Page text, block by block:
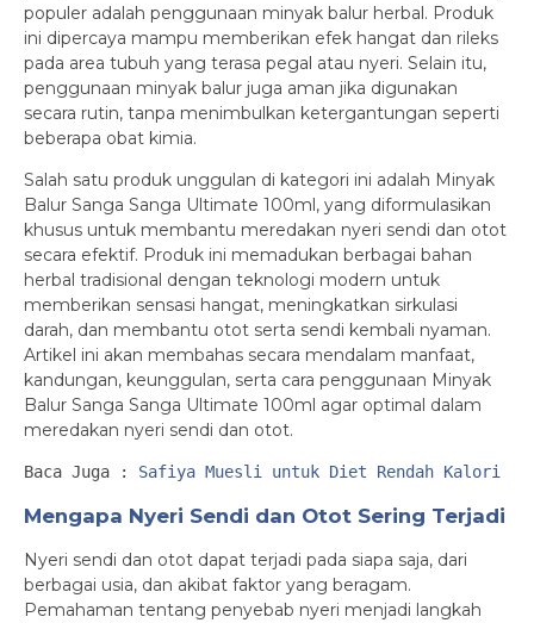
populer adalah penggunaan minyak balur herbal. Produk
ini dipercaya mampu memberikan efek hangat dan rileks
pada area tubuh yang terasa pegal atau nyeri. Selain itu,
penggunaan minyak balur juga aman jika digunakan
secara rutin, tanpa menimbulkan ketergantungan seperti
beberapa obat kimia.
Salah satu produk unggulan di kategori ini adalah Minyak
Balur Sanga Sanga Ultimate 100ml, yang diformulasikan
khusus untuk membantu meredakan nyeri sendi dan otot
secara efektif. Produk ini memadukan berbagai bahan
herbal tradisional dengan teknologi modern untuk
memberikan sensasi hangat, meningkatkan sirkulasi
darah, dan membantu otot serta sendi kembali nyaman.
Artikel ini akan membahas secara mendalam manfaat,
kandungan, keunggulan, serta cara penggunaan Minyak
Balur Sanga Sanga Ultimate 100ml agar optimal dalam
meredakan nyeri sendi dan otot.
Baca Juga : Safiya Muesli untuk Diet Rendah Kalori
Mengapa Nyeri Sendi dan Otot Sering Terjadi
Nyeri sendi dan otot dapat terjadi pada siapa saja, dari
berbagai usia, dan akibat faktor yang beragam.
Pemahaman tentang penyebab nyeri menjadi langkah